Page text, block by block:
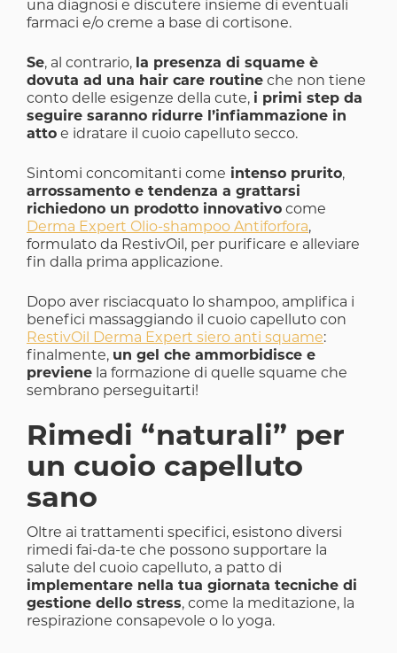
una diagnosi e discutere insieme di eventuali
farmaci e/o creme a base di cortisone.
Se, al contrario, la presenza di squame è
dovuta ad una hair care routine che non tiene
conto delle esigenze della cute, i primi step da
seguire saranno ridurre l’infiammazione in
atto e idratare il cuoio capelluto secco.
Sintomi concomitanti come intenso prurito,
arrossamento e tendenza a grattarsi
richiedono un prodotto innovativo come
Derma Expert Olio-shampoo Antiforfora,
formulato da RestivOil, per purificare e alleviare
fin dalla prima applicazione.
Dopo aver risciacquato lo shampoo, amplifica i
benefici massaggiando il cuoio capelluto con
RestivOil Derma Expert siero anti squame:
finalmente, un gel che ammorbidisce e
previene la formazione di quelle squame che
sembrano perseguitarti!
Rimedi “naturali” per
un cuoio capelluto
sano
Oltre ai trattamenti specifici, esistono diversi
rimedi fai-da-te che possono supportare la
salute del cuoio capelluto, a patto di
implementare nella tua giornata tecniche di
gestione dello stress, come la meditazione, la
respirazione consapevole o lo yoga.